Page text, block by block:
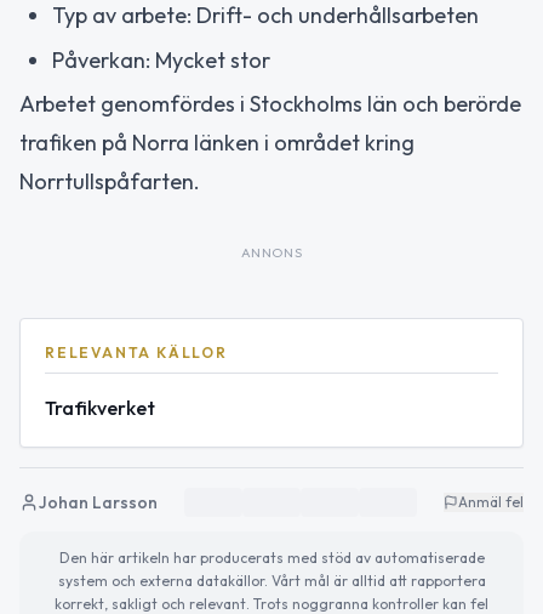
Typ av arbete: Drift- och underhållsarbeten
Påverkan: Mycket stor
Arbetet genomfördes i Stockholms län och berörde
trafiken på Norra länken i området kring
Norrtullspåfarten.
ANNONS
RELEVANTA KÄLLOR
Trafikverket
Johan Larsson Anmäl fel
Den här artikeln har producerats med stöd av automatiserade
system och externa datakällor. Vårt mål är alltid att rapportera
korrekt, sakligt och relevant. Trots noggranna kontroller kan fel